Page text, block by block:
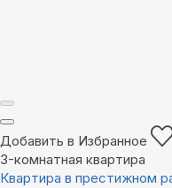
Добавить в Избранное
3-комнатная квартира
Квартира в престижном